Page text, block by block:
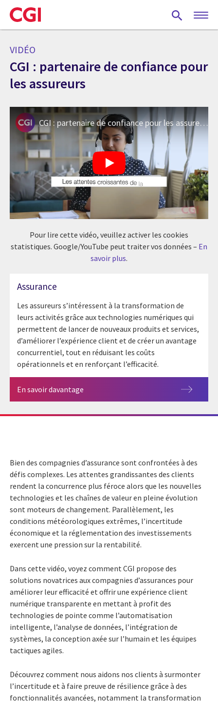
Skip
to
main
VIDÉO
CGI : partenaire de confiance pour
les assureurs
CGI : partenaire de confiance pour les assureurs
Pour lire cette vidéo, veuillez activer les cookies
statistiques. Google/YouTube peut traiter vos données – En
savoir plus.
Assurance
Les assureurs s’intéressent à la transformation de
leurs activités grâce aux technologies numériques qui
permettent de lancer de nouveaux produits et services,
d’améliorer l’expérience client et de créer un avantage
concurrentiel, tout en réduisant les coûts
opérationnels et en renforçant l’efficacité.
En savoir davantage
Bien des compagnies d’assurance sont confrontées à des
défis complexes. Les attentes grandissantes des clients
rendent la concurrence plus féroce alors que les nouvelles
technologies et les chaînes de valeur en pleine évolution
sont moteurs de changement. Parallèlement, les
conditions météorologiques extrêmes, l’incertitude
économique et la réglementation des investissements
exercent une pression sur la rentabilité.
Dans cette vidéo, voyez comment CGI propose des
solutions novatrices aux compagnies d’assurances pour
améliorer leur efficacité et offrir une expérience client
numérique transparente en mettant à profit des
technologies de pointe comme l’automatisation
intelligente, l’analyse de données, l’intégration de
systèmes, la conception axée sur l’humain et les équipes
tactiques agiles.
Découvrez comment nous aidons nos clients à surmonter
l’incertitude et à faire preuve de résilience grâce à des
fonctionnalités avancées, notamment la transformation